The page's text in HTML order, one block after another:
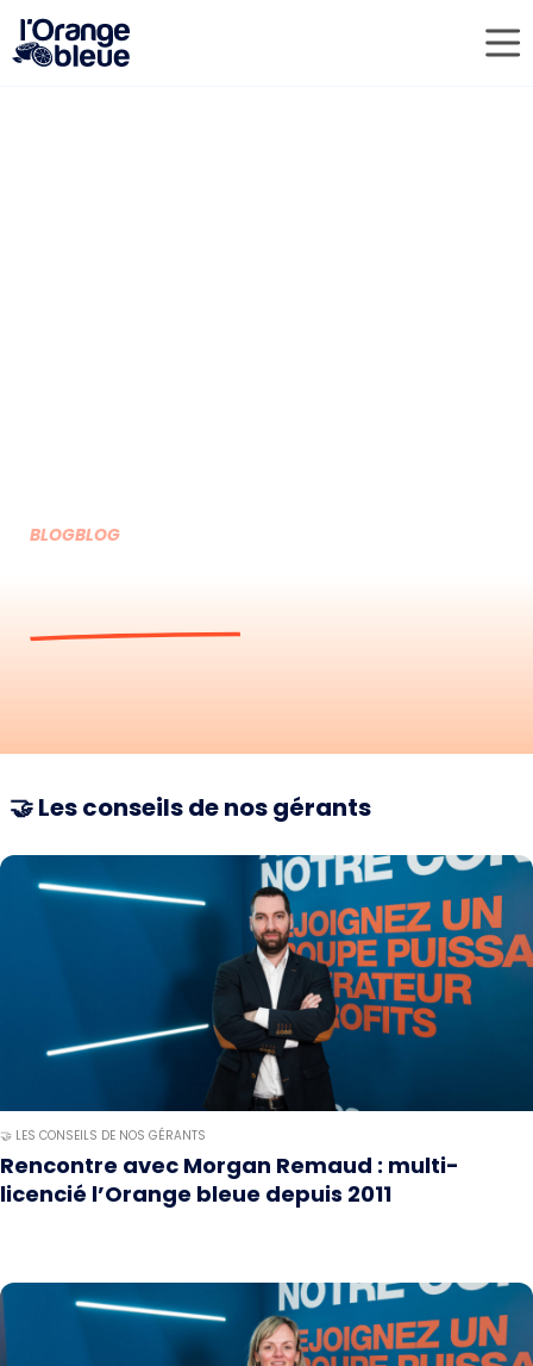
BLOGBLOG
🤝 Les conseils de nos gérants
🤝 LES CONSEILS DE NOS GÉRANTS
Rencontre avec Morgan Remaud : multi-
licencié l’Orange bleue depuis 2011